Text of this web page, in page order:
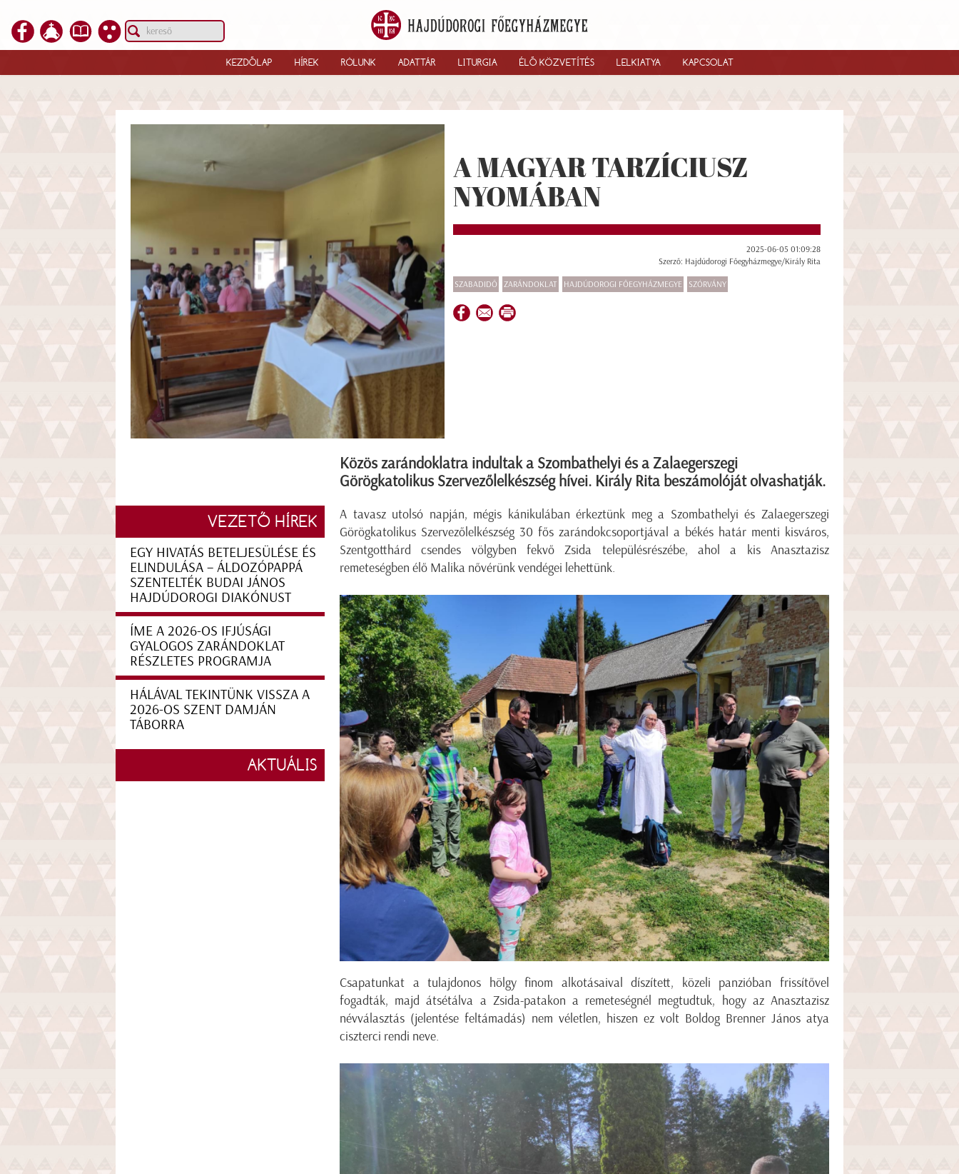
KEZDŐLAP HÍREK RÓLUNK ADATTÁR LITURGIA ÉLŐ KÖZVETÍTÉS LELKIATYA KAPCSOLAT
A MAGYAR TARZÍCIUSZ
NYOMÁBAN
2025-06-05 01:09:28
Szerző: Hajdúdorogi Főegyházmegye/Király Rita
SZABADIDŐ ZARÁNDOKLAT HAJDÚDOROGI FŐEGYHÁZMEGYE SZÓRVÁNY
Közös zarándoklatra indultak a Szombathelyi és a Zalaegerszegi
Görögkatolikus Szervezőlelkészség hívei. Király Rita beszámolóját olvashatják.
A tavasz utolsó napján, mégis kánikulában érkeztünk meg a Szombathelyi és Zalaegerszegi
Görögkatolikus Szervezőlelkészség 30 fős zarándokcsoportjával a békés határ menti kisváros,
Szentgotthárd csendes völgyben fekvő Zsida településrészébe, ahol a kis Anasztazisz
remeteségben élő Malika nővérünk vendégei lehettünk.
Csapatunkat a tulajdonos hölgy finom alkotásaival díszített, közeli panzióban frissítővel
fogadták, majd átsétálva a Zsida-patakon a remeteségnél megtudtuk, hogy az Anasztazisz
névválasztás (jelentése feltámadás) nem véletlen, hiszen ez volt Boldog Brenner János atya
ciszterci rendi neve.
VEZETŐ HÍREK
EGY HIVATÁS BETELJESÜLÉSE ÉS
ELINDULÁSA – ÁLDOZÓPAPPÁ
SZENTELTÉK BUDAI JÁNOS
HAJDÚDOROGI DIAKÓNUST
ÍME A 2026-OS IFJÚSÁGI
GYALOGOS ZARÁNDOKLAT
RÉSZLETES PROGRAMJA
HÁLÁVAL TEKINTÜNK VISSZA A
2026-OS SZENT DAMJÁN
TÁBORRA
AKTUÁLIS